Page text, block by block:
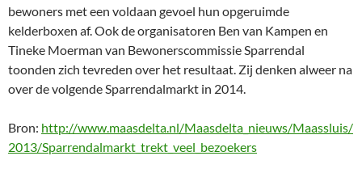
bewoners met een voldaan gevoel hun opgeruimde
kelderboxen af. Ook de organisatoren Ben van Kampen en
Tineke Moerman van Bewonerscommissie Sparrendal
toonden zich tevreden over het resultaat. Zij denken alweer na
over de volgende Sparrendalmarkt in 2014.
Bron: http://www.maasdelta.nl/Maasdelta_nieuws/Maassluis/
2013/Sparrendalmarkt_trekt_veel_bezoekers